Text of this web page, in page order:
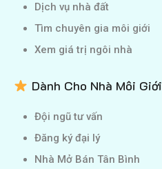
Dịch vụ nhà đất
Tìm chuyên gia môi giới
Xem giá trị ngôi nhà
Dành Cho Nhà Môi Giới
Đội ngũ tư vấn
Đăng ký đại lý
Nhà Mở Bán Tân Bình